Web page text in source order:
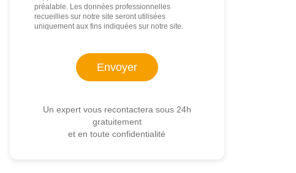
préalable. Les données professionnelles
recueillies sur notre site seront utilisées
uniquement aux fins indiquées sur notre site.
Un expert vous recontactera sous 24h
gratuitement
et en toute confidentialité